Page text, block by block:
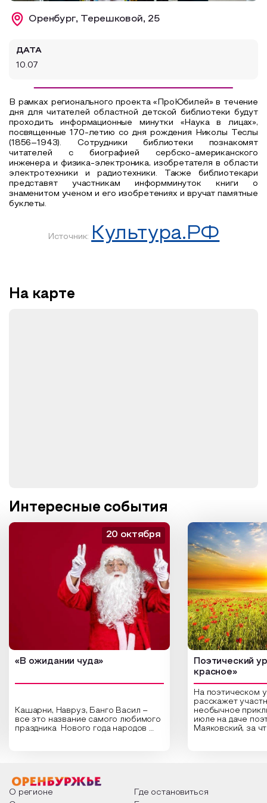
Образовательный туризм
Доступная среда
Оренбург, Терешковой, 25
ДАТА
10.07
В рамках регионального проекта «ПроЮбилей» в течение
дня для читателей областной детской библиотеки будут
проходить информационные минутки «Наука в лицах»,
посвященные 170-летию со дня рождения Николы Теслы
(1856–1943). Сотрудники библиотеки познакомят
читателей с биографией сербско-американского
инженера и физика-электроника, изобретателя в области
электротехники и радиотехники. Также библиотекари
представят участникам информминуток книги о
знаменитом ученом и его изобретениях и вручат памятные
буклеты.
Источник: Культура.РФ
На карте
Интересные события
«В ожидании чуда»
Кашарни, Навруз, Банго Васил –
все это название самого любимого
праздника Нового года народов
о том, как встречают новый год в
разных уголках страны, какие
обряды совершают на удачу и
20 октября
Поэтический
красное»
На поэтическом
расскажет
необычное
июле на даче
Маяковский, за
Твардовского и
О регионе
Где остановиться